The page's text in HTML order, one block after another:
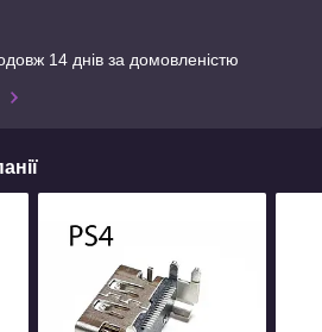
14 днів за домовленістю